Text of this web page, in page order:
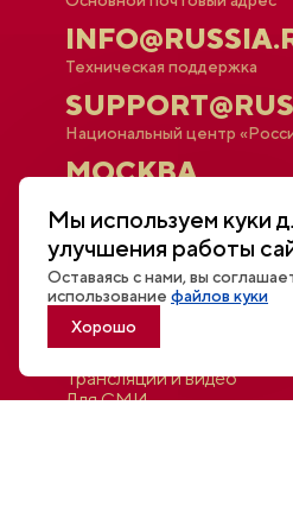
Техническая поддержка
Национальный центр
МОСКВА,
НАБ., 14
Новости
Трансляции и видео
Для СМИ
Мы используем куки
улучшения работы
Оставаясь с нами, вы
использованиефайлов куки
Хорошо